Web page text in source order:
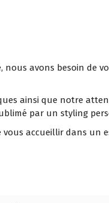
avons besoin de
ainsi que notre
par un styling
accueillir dans un